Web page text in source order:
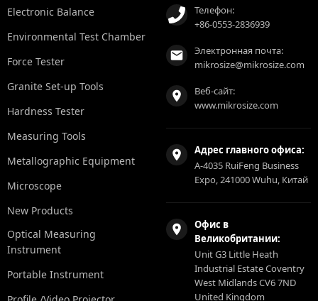
Electronic Balance
Environmental Test Chamber
Force Tester
Granite Set-up Tools
Hardness Tester
Measuring Tools
Metallographic Equipment
Microscope
New Products
Optical Measuring
Instrument
Portable Instrument
Телефон:
+86-0553-2836939
Электронная почта:
mikrosize@mikrosize.com
Веб-сайт:
www.mikrosize.com
Адрес главного офиса:
A-4035 RuiFeng Business
Expo, 241000 Wuhu, Китай
Офис в
Великобритании:
Unit G3 Little Heath
Industrial Estate Coventry
West Midlands CV6 7ND
United Kingdom